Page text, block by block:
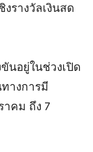
รางวัลเงินสด
นอยู่ในช่วงเปิด
างการมี
คม ถึง 7